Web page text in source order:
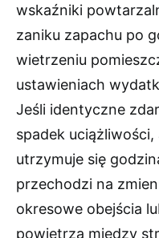
wskaźniki
zaniku zapachu po
wietrzeniu
ustawieniach
Jeśli identyczne
spadek
utrzymuje się
przechodzi na
okresowe obejścia
powietrza między